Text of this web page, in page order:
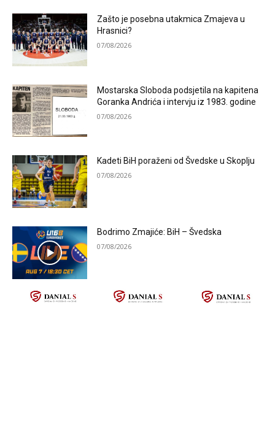
Zašto je posebna utakmica Zmajeva u
Hrasnici?
07/08/2026
Mostarska Sloboda podsjetila na kapitena
Goranka Andrića i intervju iz 1983. godine
07/08/2026
Kadeti BiH poraženi od Švedske u Skoplju
07/08/2026
Bodrimo Zmajiće: BiH – Švedska
07/08/2026